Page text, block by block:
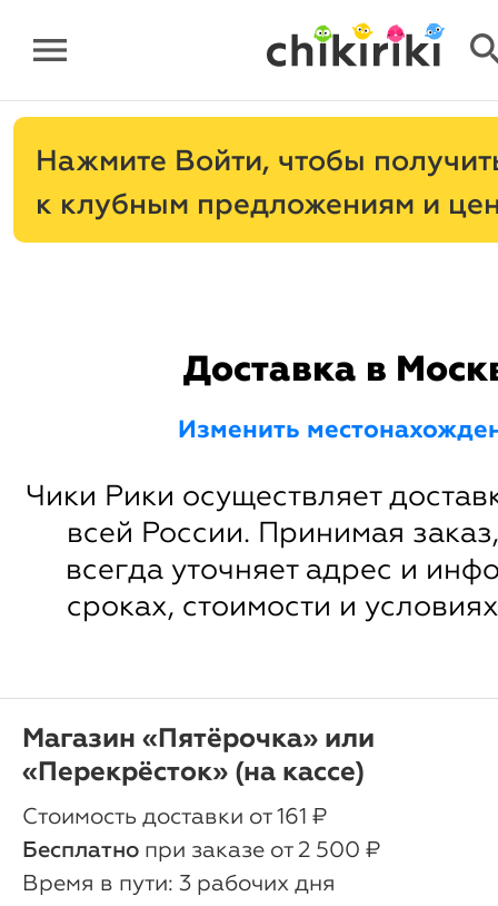
menu
Нажмите
, чтобы
к клубным предложениям и
Доставка в
Изменить
Чики Рики осуществляет
всей России. Принимая
всегда уточняет адрес и
сроках, стоимости и
Магазин «Пятёрочка» или
«Перекрёсток» (на кассе)
oт 161 ₽
Бесплатно при заказе от 2 500 ₽
3 рабочих дня